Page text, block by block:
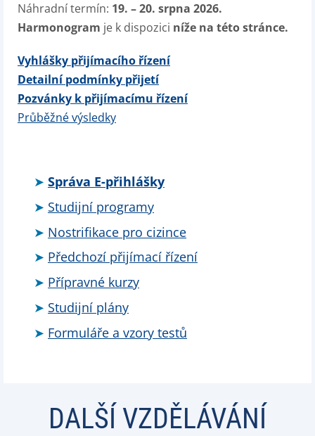
Náhradní termín: 19. – 20. srpna 2026.
Harmonogram je k dispozici níže na této stránce.
Vyhlášky přijímacího řízení
Detailní podmínky přijetí
Pozvánky k přijímacímu řízení
Průběžné výsledky
Správa E-přihlášky
Studijní programy
Nostrifikace pro cizince
Předchozí přijímací řízení
Přípravné kurzy
Studijní plány
Formuláře a vzory testů
DALŠÍ VZDĚLÁVÁNÍ